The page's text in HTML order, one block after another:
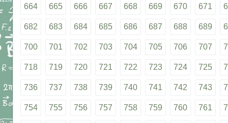
664 665 666 667 668 669 670 671
682 683 684 685 686 687 688 689
700 701 702 703 704 705 706 707
718 719 720 721 722 723 724 725
736 737 738 739 740 741 742 743
754 755 756 757 758 759 760 761